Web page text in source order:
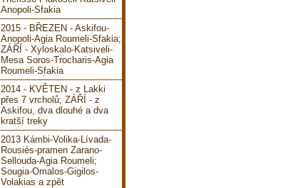
Anopoli-Sfakia
2015 - BŘEZEN - Askifou-
Anopoli-Agia Roumeli-Sfakia;
ZÁŘÍ - Xyloskalo-Katsiveli-
Mesa Soros-Trocharis-Agia
Roumeli-Sfakia
2014 - KVĚTEN - z Lakki
přes 7 vrcholů; ZÁŘÍ - z
Askifou, dva dlouhé a dva
kratší treky
2013 Kámbi-Volika-Lívada-
Rousiés-pramen Zarano-
Sellouda-Agia Roumeli;
Sougia-Omalos-Gigilos-
Volakias a zpět